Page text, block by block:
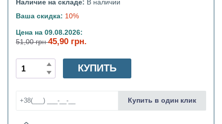
Наличие на складе: В наличии
Ваша скидка: 10%
Цена на 09.08.2026:
51,00 грн45,90 грн.
КУПИТЬ
Купить в один клик